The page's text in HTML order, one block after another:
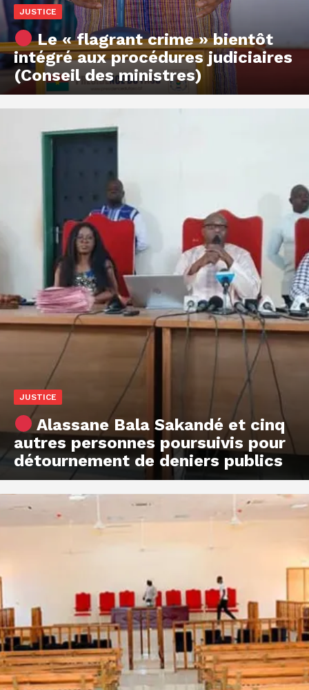
JUSTICE
Le « flagrant crime » bientôt
intégré aux procédures judiciaires
(Conseil des ministres)
JUSTICE
Alassane Bala Sakandé et cinq
autres personnes poursuivis pour
détournement de deniers publics